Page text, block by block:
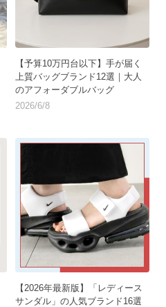
【予算10万円台以下】手が届く
上質バッグブランド12選｜大人
のアフォーダブルバッグ
2026/6/8
【2026年最新版】「レディース
サンダル」の人気ブランド16選